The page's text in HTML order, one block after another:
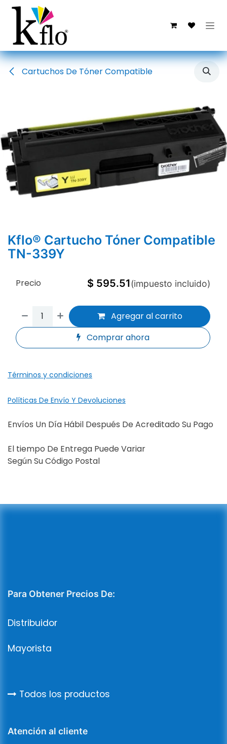
Ir al contenido
Cartuchos De Tóner Compatible
Kflo® Cartucho Tóner Compatible
TN-339Y
Agregar al carrito
Comprar ahora
Precio $ 595.51(impuesto incluido)
Términos y condiciones
Políticas De Envío Y Devoluciones
Envíos Un Día Hábil Después De Acreditado Su Pago
El tiempo De Entrega Puede Variar
Según Su Código Postal
Para Obtener Precios De:
Distribuidor
Mayorista
Todos los productos
Atención al cliente